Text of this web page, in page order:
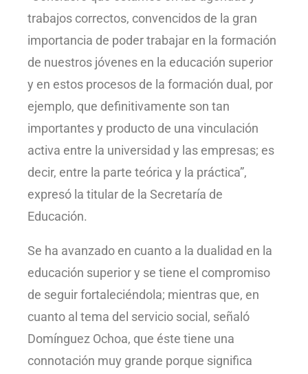
trabajos correctos, convencidos de la gran
importancia de poder trabajar en la formación
de nuestros jóvenes en la educación superior
y en estos procesos de la formación dual, por
ejemplo, que definitivamente son tan
importantes y producto de una vinculación
activa entre la universidad y las empresas; es
decir, entre la parte teórica y la práctica”,
expresó la titular de la Secretaría de
Educación.
Se ha avanzado en cuanto a la dualidad en la
educación superior y se tiene el compromiso
de seguir fortaleciéndola; mientras que, en
cuanto al tema del servicio social, señaló
Domínguez Ochoa, que éste tiene una
connotación muy grande porque significa